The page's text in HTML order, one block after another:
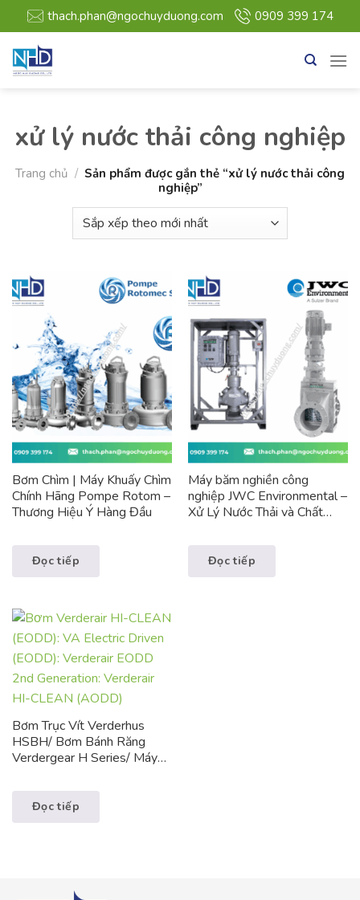
qua
nội
dung
thach.phan@ngochuyduong.com 0909 399 174
xử lý nước thải công nghiệp
Trang chủ / Sản phẩm được gắn thẻ “xử lý nước thải công
nghiệp”
Bơm Chìm | Máy Khuấy Chìm
Chính Hãng Pompe Rotom –
Thương Hiệu Ý Hàng Đầu
Đọc tiếp
Máy băm nghiền công
nghiệp JWC Environmental –
Xử Lý Nước Thải và Chất
Đọc tiếp
Bơm Trục Vít Verderhus
HSBH/ Bơm Bánh Răng
Verdergear H Series/ Máy
Phẩm Verderpro/ Bơm Định
Lượng Verderflex/ Bơm
Màng Khí Verderair
Đọc tiếp